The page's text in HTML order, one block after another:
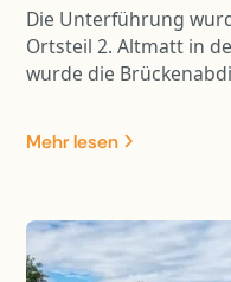
Die Unterführung
Ortsteil 2. Altmatt in
wurde die
saniert. In
Kunstbaute erfolgte
Mehr lesen